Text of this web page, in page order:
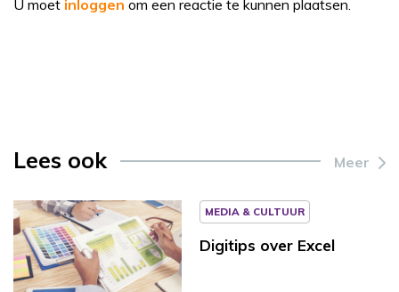
U moet inloggen om een reactie te kunnen plaatsen.
Lees ook Meer
MEDIA & CULTUUR
Digitips over Excel